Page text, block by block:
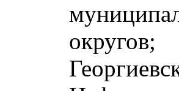
округов;